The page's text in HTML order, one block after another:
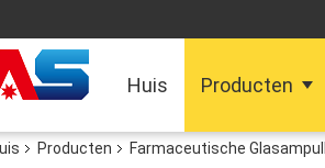
Huis Producten
Producten Farmaceutische